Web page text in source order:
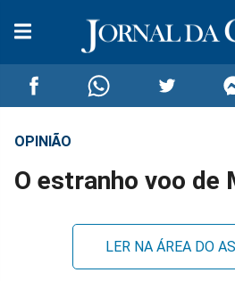
Compartilhar
no
Compartilhar
no
Whatsapp
no
Twitter
OPINIÃO
O estranho voo de
LER NA ÁREA DO